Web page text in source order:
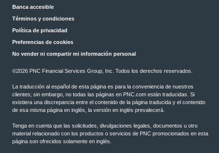
Banca accesible
Términos y condiciones
Política de privacidad
Preferencias de cookies
No vender ni compartir mi información personal
©2026 PNC Financial Services Group, Inc. Todos los derechos reservados.
La traducción al español de esta página es para la conveniencia de nuestros
clientes; sin embargo, no todas las páginas en PNC.com están traducidas. Si
existiera una discrepancia entre el contenido de la página traducida y el contenido
de esa misma página en inglés, la versión en inglés prevalecerá.
Tenga en cuenta que las solicitudes, divulgaciones legales, documentos u otro
material relacionado con los productos o servicios de PNC promocionados en esta
página son ofrecidos solamente en inglés.